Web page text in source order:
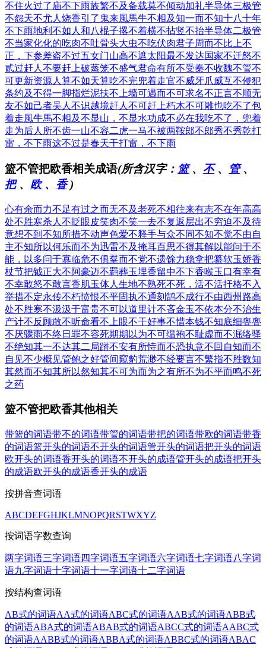
不住火过了庙不下雨族繁不及备载莫不倾动加礼半导体三极管
不怨天不尤人 烧香引了鬼来風馬牛不相及知一而不知十八十年
不下雨地利不如人和八棍子撂不着横不拈竖不抬半导体二极管
不当家化化的吃肉不吐骨头大虫不吃伏肉君子周而不比 上不
正，下参差盗不过五女门山高不遮太阳最不发达国家不迁怒不
贰过赶人不要赶上破蒸笼不盛气君命有所不受秦不收魏不管不
可更新资源人算不如天算吃不完兜着走官不威牙爪威互不侵犯
条约及不得一脚指烂泥扶不上墙可遇而不可求名不正言不顺无
友不如己者吴人不识越境赶人不可赶上朽木不可雕也吃不了包
着走風牛馬不相及不显山，不显水功成不必在我吃不了，兜着
走为后人所不齿一山不容二虎一马不被两鞍郎不郎秀不秀乾打
雷，不下雨这不过是春天干打雷，不下雨
篮不管把欧香相关成语(所含汉字： 篮、 不、 管、
把、 欧、 香)
心有余而力不足有过之而无不及老死不相往来有志不在年高高
处不胜寒杀人不眨眼皮笑肉不笑一去不复返 层出不穷迫不及待
意想不到 不知所措不动声色爱不释手与众不同不知不觉不由自
主不知所以何乐而不为迅雷不及掩耳百思不得其解以能问于不
能，以多问于寡临危不俱羣而不党不遗馀力稳拿把纂软玉娇香
杖节把钺正大不阿豪迈不羁葬玉埋香留中不下香喉玉口有幸有
不幸敢怒不敢言香肌玉体人生地不熟死不死，活不活扞格不入
举措不定永传不朽愤恨不平固执不通刻鹄不成行不由西州路高
处不胜寒不汲汲于富贵不可以道里计不吝金玉不依本分不治生
产计不反顾敢不听命看不上眼不干好事不惜本钱不知底细亹亹
不厌骤雨不终日 罪不容死期期以为不可缊袍不耻虚而不淈络驿
不绝知其一不达其二 局蹐不安有所恃而不恐执意不回 自知而不
自见不少概见管鲍之好管间窥豹荒渺不经要言不繁指不胜数知
其然而不知其所以然知其不可为而为之有所不为不平而鸣不死
之药
篮不管把欧香其他相关
带篮的词语带不的词语带管的词语带把的词语带欧的词语带香
的词语篮开头的词语不开头的词语管开头的词语把开头的词语
欧开头的词语香开头的词语不开头的成语管开头的成语把开头
的成语欧开头的成语香开头的成语
按拼音查词语
ABCDEFGHJKLMNOPQRSTWXYZ
按词语字数查询
两字词语三字词语四字词语五字词语六字词语七字词语八字词
语九字词语十字词语十一字词语十二字词语
按结构查词语
AB式的词语AA式的词语ABC式的词语AAB式的词语ABB式
的词语ABA式的词语ABAB式的词语ABCC式的词语AABC式
的词语AABB式的词语ABBA式的词语ABBC式的词语ABAC